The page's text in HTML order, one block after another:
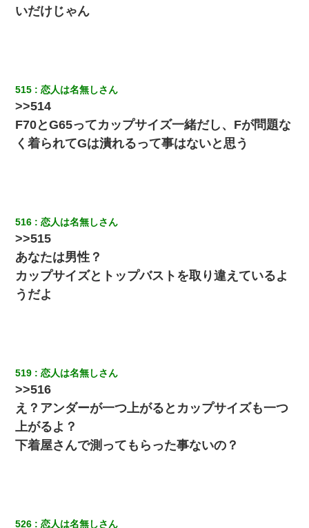
いだけじゃん
515 恋人は名無しさん
>>514
F70とG65ってカップサイズ一緒だし、Fが問題な
く着られてGは潰れるって事はないと思う
516 恋人は名無しさん
>>515
あなたは男性？
カップサイズとトップバストを取り違えているよ
うだよ
519 恋人は名無しさん
>>516
え？アンダーが一つ上がるとカップサイズも一つ
上がるよ？
下着屋さんで測ってもらった事ないの？
526 恋人は名無しさん